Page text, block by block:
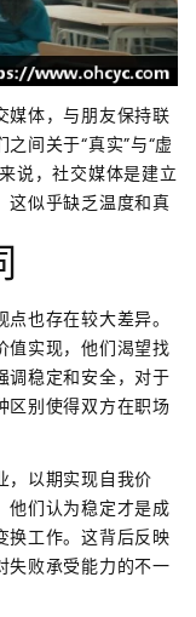
媒体，与朋友保持联
间关于“真实”与“虚
说，社交媒体是建立
这似乎缺乏温度和真
也存在较大差异。
值实现，他们渴望找
调稳定和安全，对于
区别使得双方在职场
，以期实现自我价
他们认为稳定才是成
换工作。这背后反映
失败承受能力的不一